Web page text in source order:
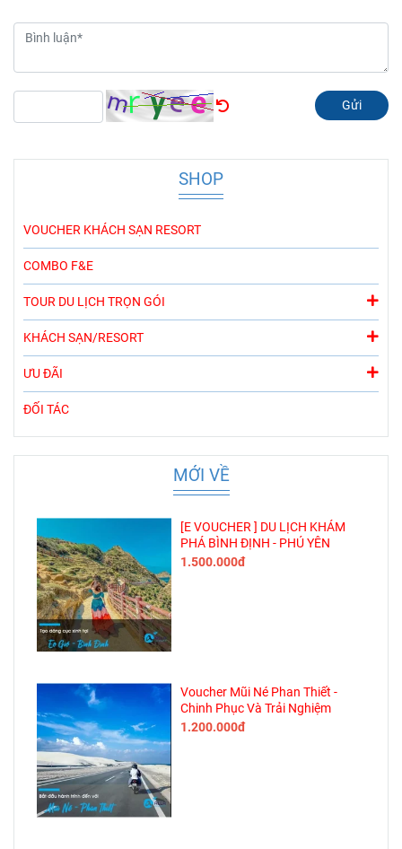
Gửi
SHOP
VOUCHER KHÁCH SẠN RESORT
COMBO F&E
TOUR DU LỊCH TRỌN GÓI
KHÁCH SẠN/RESORT
ƯU ĐÃI
ĐỐI TÁC
MỚI VỀ
[E VOUCHER ] DU LỊCH KHÁM
PHÁ BÌNH ĐỊNH - PHÚ YÊN
1.500.000đ
Voucher Mũi Né Phan Thiết -
Chinh Phục Và Trải Nghiệm
1.200.000đ